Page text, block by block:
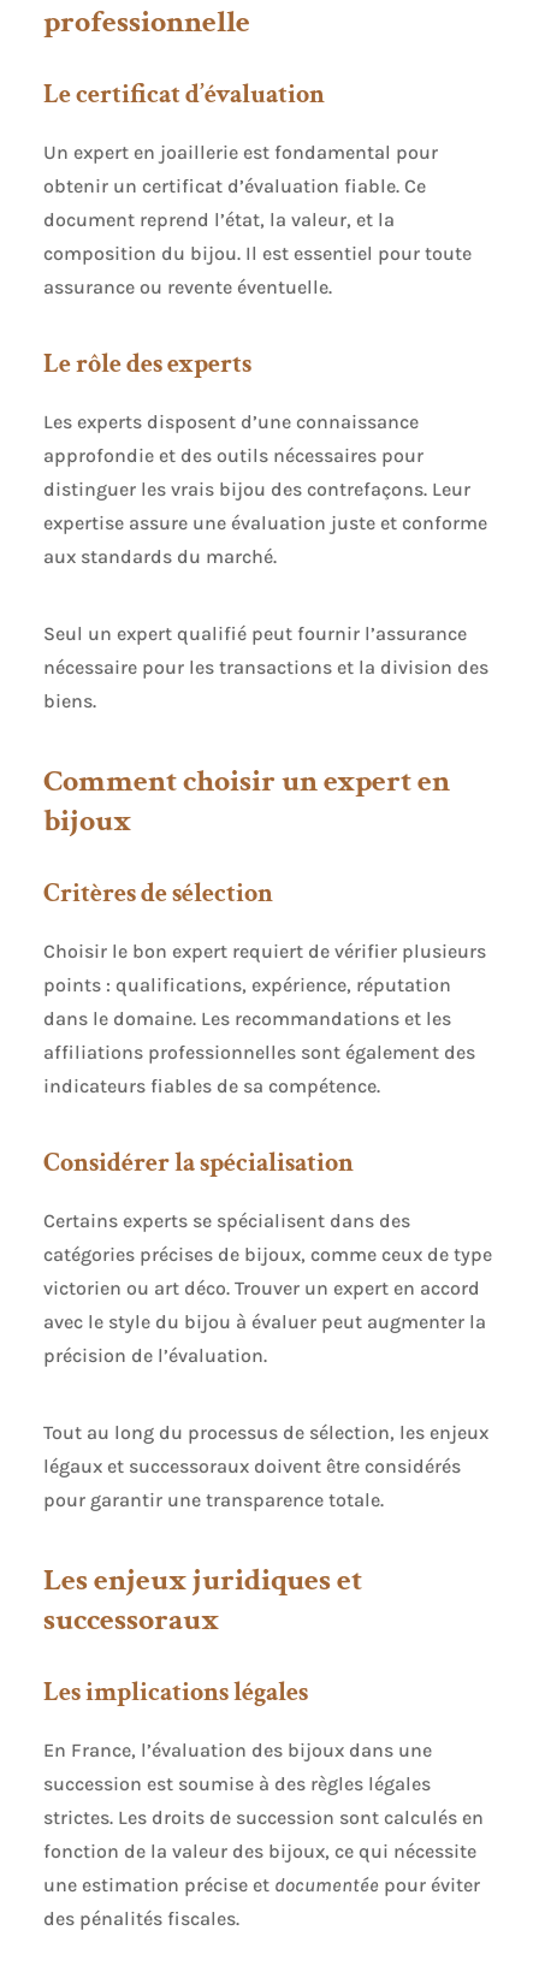
professionnelle
Le certificat d’évaluation
Un expert en joaillerie est fondamental pour
obtenir un certificat d’évaluation fiable. Ce
document reprend l’état, la valeur, et la
composition du bijou. Il est essentiel pour toute
assurance ou revente éventuelle.
Le rôle des experts
Les experts disposent d’une connaissance
approfondie et des outils nécessaires pour
distinguer les vrais bijou des contrefaçons. Leur
expertise assure une évaluation juste et conforme
aux standards du marché.
Seul un expert qualifié peut fournir l’assurance
nécessaire pour les transactions et la division des
biens.
Comment choisir un expert en
bijoux
Critères de sélection
Choisir le bon expert requiert de vérifier plusieurs
points : qualifications, expérience, réputation
dans le domaine. Les recommandations et les
affiliations professionnelles sont également des
indicateurs fiables de sa compétence.
Considérer la spécialisation
Certains experts se spécialisent dans des
catégories précises de bijoux, comme ceux de type
victorien ou art déco. Trouver un expert en accord
avec le style du bijou à évaluer peut augmenter la
précision de l’évaluation.
Tout au long du processus de sélection, les enjeux
légaux et successoraux doivent être considérés
pour garantir une transparence totale.
Les enjeux juridiques et
successoraux
Les implications légales
En France, l’évaluation des bijoux dans une
succession est soumise à des règles légales
strictes. Les droits de succession sont calculés en
fonction de la valeur des bijoux, ce qui nécessite
une estimation précise et documentéepour éviter
des pénalités fiscales.